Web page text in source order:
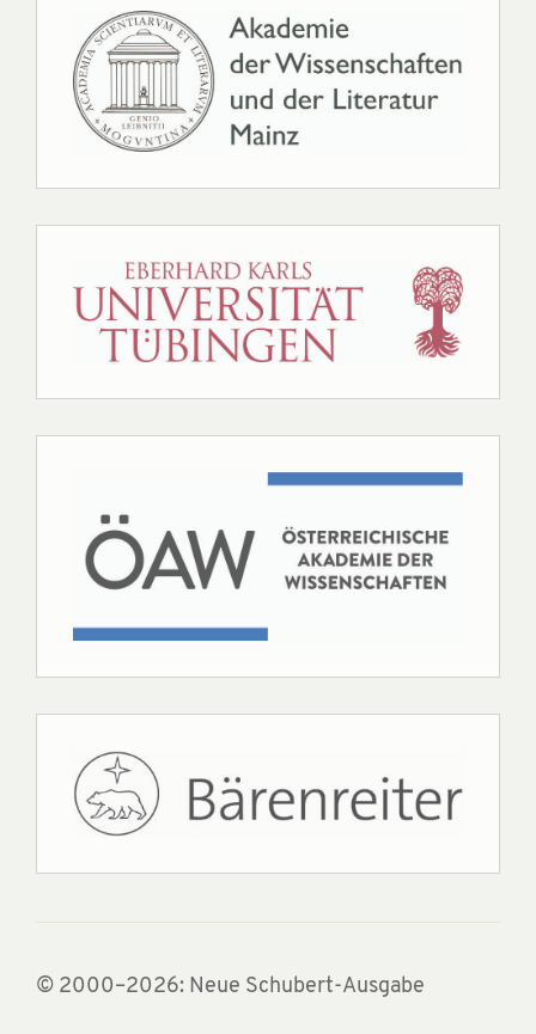
© 2000–2026: Neue Schubert-Ausgabe